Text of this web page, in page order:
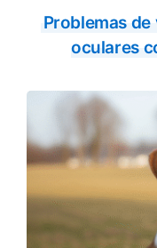
Problemas
oculares